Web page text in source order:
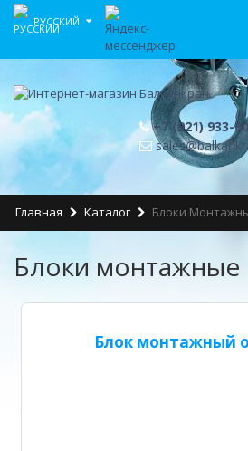
РУССКИЙ
+7 (921) 933-
Главная Каталог Блоки
Блоки монтажные
Блок монтажный